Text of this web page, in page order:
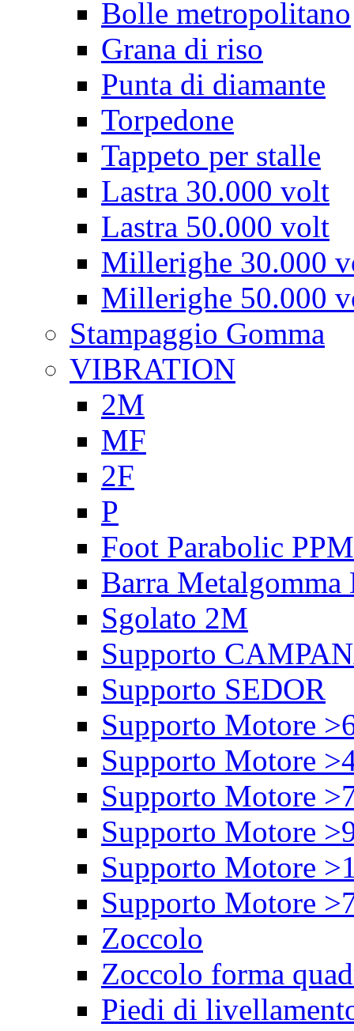
Bolle metropolitano
Grana di riso
Punta di diamante
Torpedone
Tappeto per stalle
Lastra 30.000 volt
Lastra 50.000 volt
Millerighe 30.000
Millerighe 50.000
Stampaggio Gomma
VIBRATION
2M
MF
2F
P
Foot Parabolic PPM
Barra Metalgomma
Sgolato 2M
Supporto
Supporto SEDOR
Supporto Motore
Supporto Motore
Supporto Motore
Supporto Motore
Supporto Motore
Supporto Motore
Zoccolo
Zoccolo forma
Piedi di